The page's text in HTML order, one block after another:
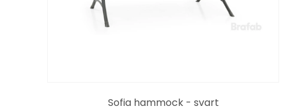
Sofia hammock - svart